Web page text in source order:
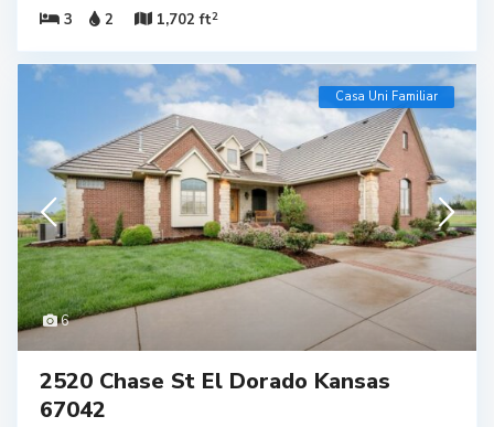
3
2 1,702 ft2
6
Casa Uni Familiar
2520 Chase St El Dorado Kansas
67042